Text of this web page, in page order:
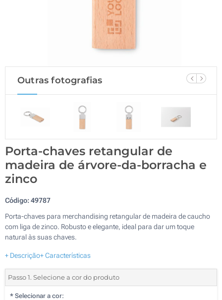
Outras fotografias
Porta-chaves retangular de
madeira de árvore-da-borracha e
zinco
Código:49787
Porta-chaves para merchandising retangular de madeira de caucho
com liga de zinco. Robusto e elegante, ideal para dar um toque
natural às suas chaves.
+ Descrição+ Características
Passo 1. Selecione a cor do produto
* Selecionar a cor: